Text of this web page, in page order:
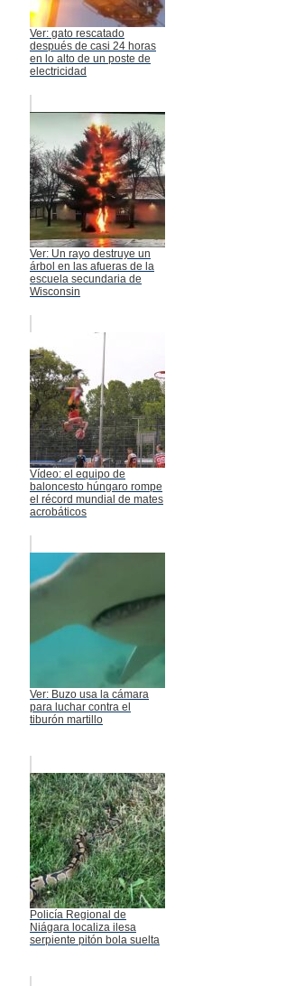
Ver: gato rescatado
después de casi 24 horas
en lo alto de un poste de
electricidad
Ver: Un rayo destruye un
árbol en las afueras de la
escuela secundaria de
Wisconsin
Vídeo: el equipo de
baloncesto húngaro rompe
el récord mundial de mates
acrobáticos
Ver: Buzo usa la cámara
para luchar contra el
tiburón martillo
Policía Regional de
Niágara localiza ilesa
serpiente pitón bola suelta